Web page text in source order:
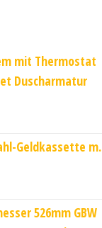
mit Thermostat
Duscharmatur
Geldkassette m.
526mm GBW